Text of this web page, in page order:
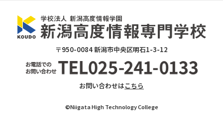
〒950-0084 新潟市中央区明石1-3-12
お問い合わせはこちら
©Niigata High Technology College